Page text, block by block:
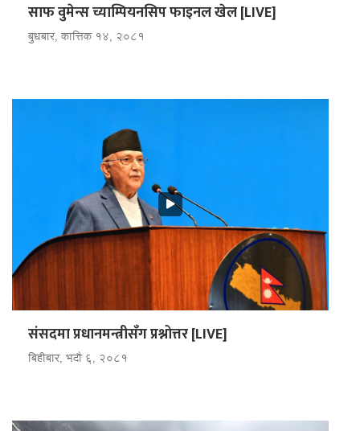
साफ वुमेन्स च्याम्पियनसिप फाइनल खेल [LIVE]
बुधबार, कात्तिक १४, २०८१
संसदमा प्रधानमन्त्रीसँग प्रश्नोत्तर [LIVE]
बिहीबार, भदौ ६, २०८१